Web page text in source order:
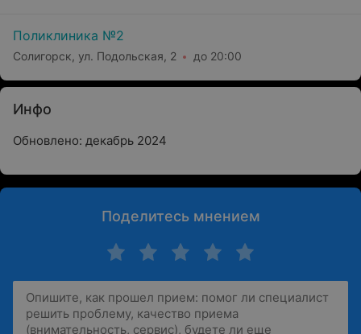
Поликлиника №2
Солигорск, ул. Подольская, 2 до 20:00
Инфо
Обновлено: декабрь 2024
Поделитесь мнением